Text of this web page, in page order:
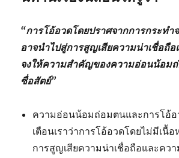
“การโอ้อวดโดยปราศจากการกระทำ
อาจนำไปสู่การสูญเสียความน่าเชื่อถื
จงให้ความสำคัญของความอ่อนน้อม
ซื่อสัตย์”
ความอ่อนน้อมถ่อมตนและการโอ้อ
เตือนเราว่าการโอ้อวดโดยไม่มีเนื้
การสูญเสียความน่าเชื่อถือและควา